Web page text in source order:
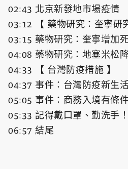
02:43 北京新發地市場疫情
03:12 【 藥物研究：奎寧研
03:15 藥物研究：奎寧增加
04:08 藥物研究：地塞米松
04:33 【 台灣防疫措施 】
04:37 事件：台灣防疫新生
05:05 事件：商務入境有條
05:33 記得戴口罩、勤洗手！
06:57 結尾